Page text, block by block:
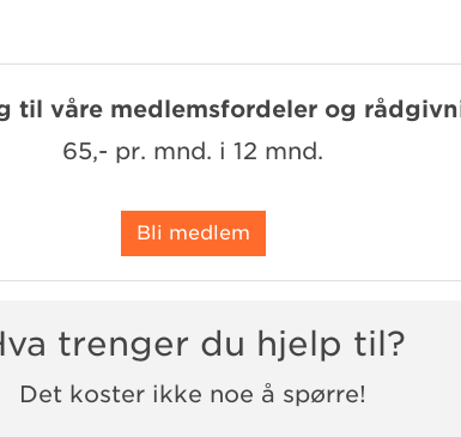
til våre medlemsfordeler og
65,- pr. mnd. i 12 mnd.
Bli medlem
trenger du hjelp til?
Det koster ikke noe å spørre!